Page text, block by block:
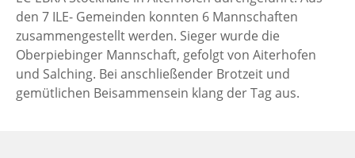
den 7 ILE- Gemeinden konnten 6 Mannschaften
zusammengestellt werden. Sieger wurde die
Oberpiebinger Mannschaft, gefolgt von Aiterhofen
und Salching. Bei anschließender Brotzeit und
gemütlichen Beisammensein klang der Tag aus.